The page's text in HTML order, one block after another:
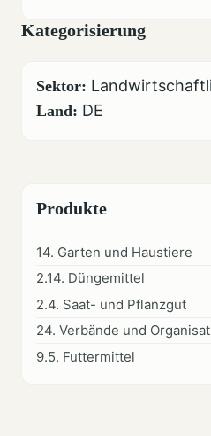
Kategorisierung
Sektor:
Land: DE
Produkte
14. Garten und Haustiere
2.14. Düngemittel
2.4. Saat- und Pflanzgut
24. Verbände und
9.5. Futtermittel